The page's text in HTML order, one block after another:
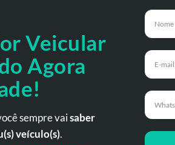
Veicular
Agora
sempre vaisaber
veículo(s).